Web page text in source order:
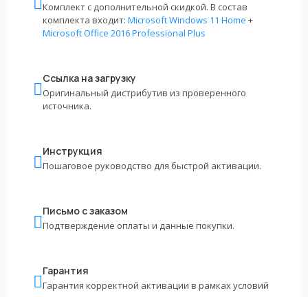
Комплект с дополнительной скидкой. В состав
комплекта входит: Microsoft Windows 11 Home +
Microsoft Office 2016 Professional Plus
Ссылка на загрузку
Оригинальный дистрибутив из проверенного
источника.
Инструкция
Пошаговое руководство для быстрой активации.
Письмо с заказом
Подтверждение оплаты и данные покупки.
Гарантия
Гарантия корректной активации в рамках условий